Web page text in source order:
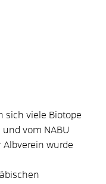
sich viele Biotope
vom NABU
Albverein wurde